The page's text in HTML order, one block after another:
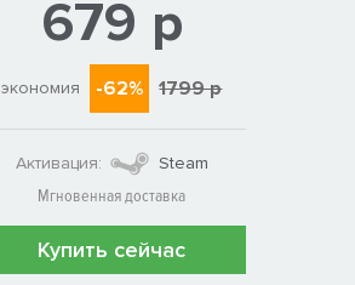
679 р
экономия -62% 1799 р
Активация:
Steam
Мгновенная доставка
Купить сейчас